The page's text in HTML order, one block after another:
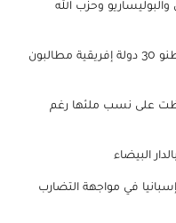
وحزب الله
تأشيرة الدخول للولايات المتحدة: مواطنو 30 دولة إفريقية مطالبون
على نسب ملئها رغم
البيضاء
في مواجهة التضارب